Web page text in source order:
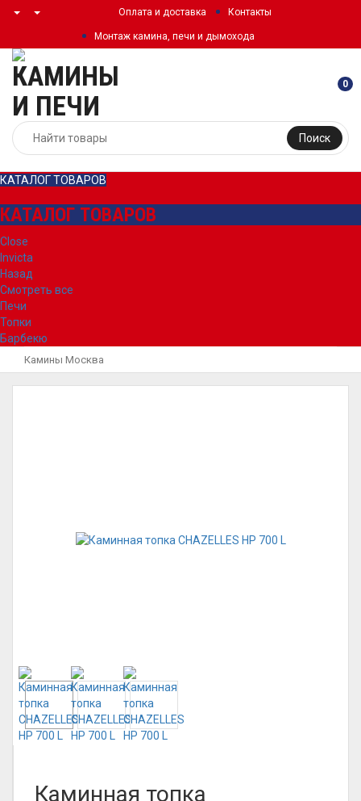
Оплата и доставка Контакты
Монтаж камина, печи и дымохода
Поиск
0
КАТАЛОГ ТОВАРОВ
КАТАЛОГ ТОВАРОВ
Close
Invicta
Назад
Смотреть все
Печи
Топки
Барбекю
Камины Москва
Каминная топка